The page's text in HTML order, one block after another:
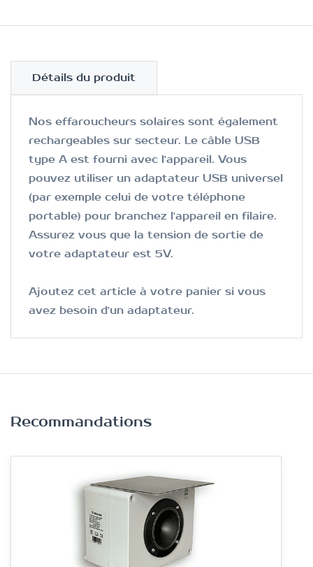
Détails du produit
Nos effaroucheurs solaires sont également
rechargeables sur secteur. Le câble USB
type A est fourni avec l'appareil. Vous
pouvez utiliser un adaptateur USB universel
(par exemple celui de votre téléphone
portable) pour branchez l'appareil en filaire.
Assurez vous que la tension de sortie de
votre adaptateur est 5V.
Ajoutez cet article à votre panier si vous
avez besoin d'un adaptateur.
Recommandations